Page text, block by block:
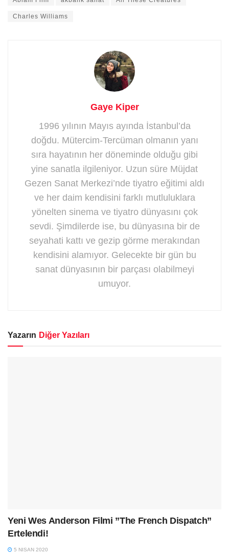
Charles Williams
Gaye Kiper
1996 yılının Mayıs ayında İstanbul’da
doğdu. Mütercim-Tercüman olmanın yanı
sıra hayatının her döneminde olduğu gibi
yine sanatla ilgileniyor. Uzun süre Müjdat
Gezen Sanat Merkezi’nde tiyatro eğitimi aldı
ve her daim kendisini farklı mutluluklara
yönelten sinema ve tiyatro dünyasını çok
sevdi. Şimdilerde ise, bu dünyasına bir de
seyahati kattı ve gezip görme merakından
kendisini alamıyor. Gelecekte bir gün bu
sanat dünyasının bir parçası olabilmeyi
umuyor.
Yazarın Diğer Yazıları
Yeni Wes Anderson Filmi ”The French Dispatch”
Ertelendi!
5 NISAN 2020